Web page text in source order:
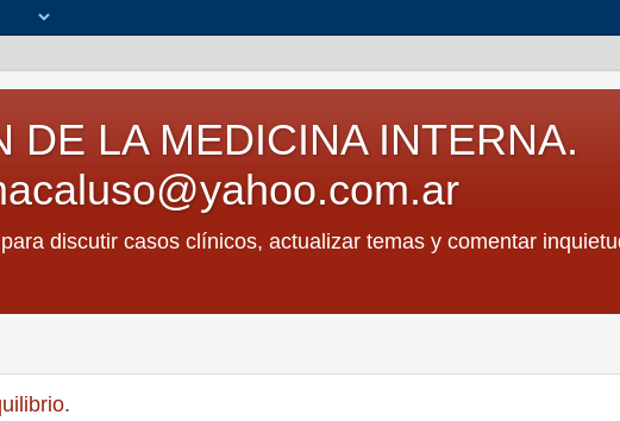
DE LA MEDICINA INTERNA.
discutir casos clínicos, actualizar temas y comentar